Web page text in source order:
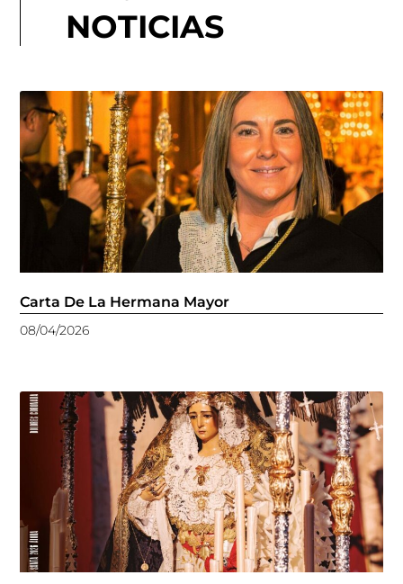
NOTICIAS
Carta De La Hermana Mayor
08/04/2026